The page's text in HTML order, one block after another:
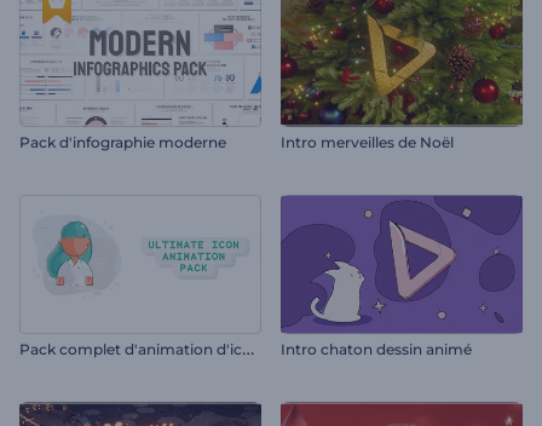
Pack d'infographie moderne Intro merveilles de Noël
P
ack complet d'animation d'icônes Intro chaton dessin animé